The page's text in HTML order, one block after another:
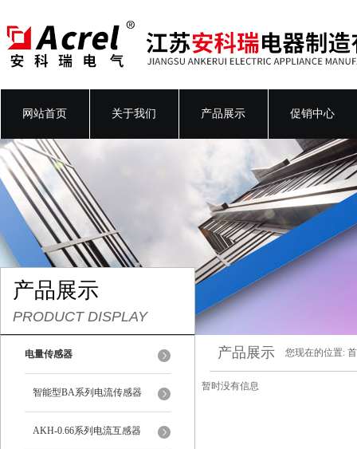
网站首页 关于我们 产品展示 促销中心
产品展示
PRODUCT DISPLAY
电量传感器
智能型BA系列电流传感器
AKH-0.66系列电流互感器
产品展示 您现在的位置:
暂时没有信息